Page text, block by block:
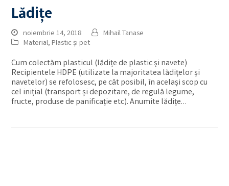
Lădițe
noiembrie 14, 2018
Mihail Tanase
Material,Plastic și pet
Cum colectăm plasticul (lădițe de plastic și navete)
Recipientele HDPE (utilizate la majoritatea lădițelor și
navetelor) se refolosesc, pe cât posibil, în același scop cu
cel inițial (transport și depozitare, de regulă legume,
fructe, produse de panificație etc). Anumite lădițe…